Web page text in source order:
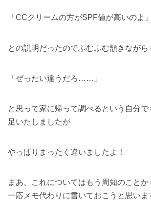
「CCクリームの方がSPF値が高いのよ」
との説明だったのでふむふむ頷きながら
「ぜったい違うだろ……」
と思って家に帰って調べるという自分
足いたしましたが
やっぱりまったく違いましたよ！
まあ、これについてはもう周知のことか
一応メモ代わりに書いておこうと思いま